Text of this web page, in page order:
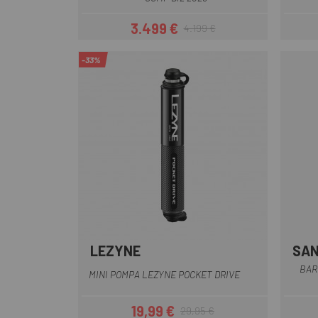
Prezzo
3.499 €Prezzo base
4.199 €
-33%
LEZYNE
MINI POMPA LEZYNE POCKET DRIVE
19,99 € 29,95 €